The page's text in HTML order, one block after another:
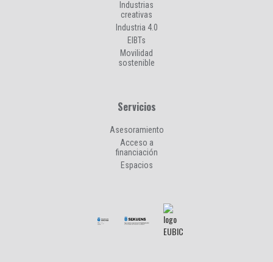
Industrias
creativas
Industria 4.0
EIBTs
Movilidad
sostenible
Servicios
Asesoramiento
Acceso a
financiación
Espacios